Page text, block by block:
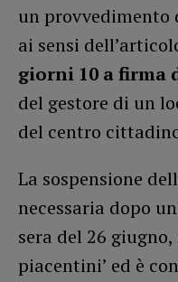
un provvedimento
ai sensi
giorni 10 a firma
del gestore di un
del centro
La sospensione
necessaria dopo
sera del 26
piacentini’ ed è